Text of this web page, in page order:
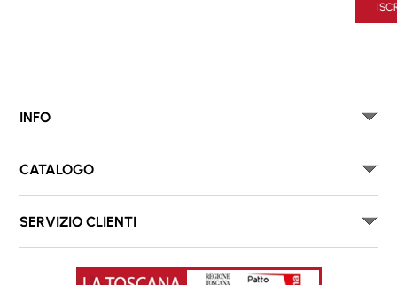
INFO
CATALOGO
SERVIZIO CLIENTI